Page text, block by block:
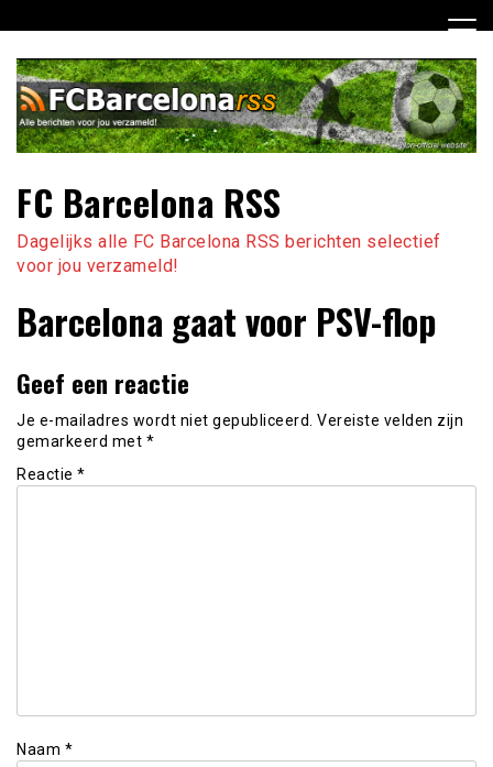
naar
inhoud
FC Barcelona RSS
Dagelijks alle FC Barcelona RSS berichten selectief
voor jou verzameld!
Barcelona gaat voor PSV-flop
Geef een reactie
Je e-mailadres wordt niet gepubliceerd. Vereiste velden zijn
gemarkeerd met *
Reactie *
Naam *